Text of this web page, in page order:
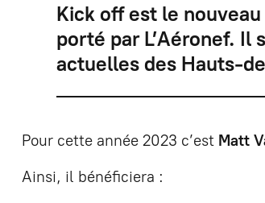
Kick off est le
porté par L’Aéronef. Il
actuelles des Hauts-
Pour cette année 2023 c’est Matt
Ainsi, il bénéficiera :